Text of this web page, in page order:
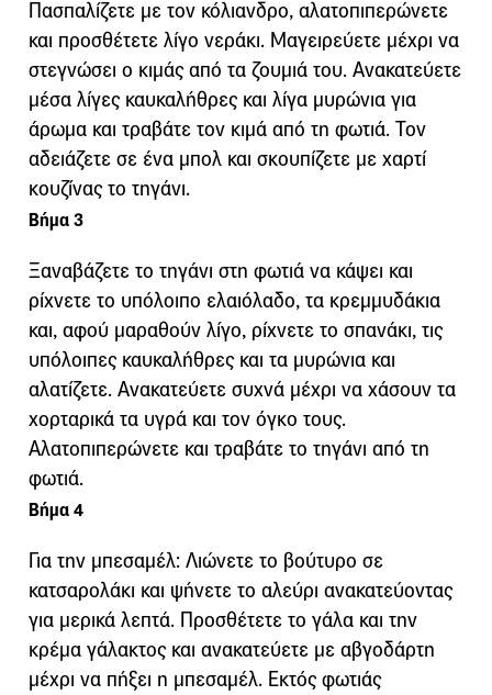
Πασπαλίζετε με τον κόλιανδρο, αλατοπιπερώνετε
και προσθέτετε λίγο νεράκι. Μαγειρεύετε μέχρι να
στεγνώσει ο κιμάς από τα ζουμιά του. Ανακατεύετε
μέσα λίγες καυκαλήθρες και λίγα μυρώνια για
άρωμα και τραβάτε τον κιμά από τη φωτιά. Τον
αδειάζετε σε ένα μπολ και σκουπίζετε με χαρτί
κουζίνας το τηγάνι.
Βήμα 3
Ξαναβάζετε το τηγάνι στη φωτιά να κάψει και
ρίχνετε το υπόλοιπο ελαιόλαδο, τα κρεμμυδάκια
και, αφού μαραθούν λίγο, ρίχνετε το σπανάκι, τις
υπόλοιπες καυκαλήθρες και τα μυρώνια και
αλατίζετε. Ανακατεύετε συχνά μέχρι να χάσουν τα
χορταρικά τα υγρά και τον όγκο τους.
Αλατοπιπερώνετε και τραβάτε το τηγάνι από τη
φωτιά.
Βήμα 4
Για την μπεσαμέλ: Λιώνετε το βούτυρο σε
κατσαρολάκι και ψήνετε το αλεύρι ανακατεύοντας
για μερικά λεπτά. Προσθέτετε το γάλα και την
κρέμα γάλακτος και ανακατεύετε με αβγοδάρτη
μέχρι να πήξει η μπεσαμέλ. Εκτός φωτιάς